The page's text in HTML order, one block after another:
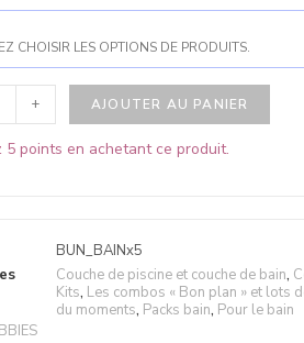
CHOISIR LES OPTIONS DE PRODUITS.
+ AJOUTER AU PANIER
5 points en achetant ce produit.
BUN_BAINx5
Couche de piscine et couche de bain,
Kits, Les combos « Bon plan » et lots
du moments, Packs bain, Pour le bain
BBIES